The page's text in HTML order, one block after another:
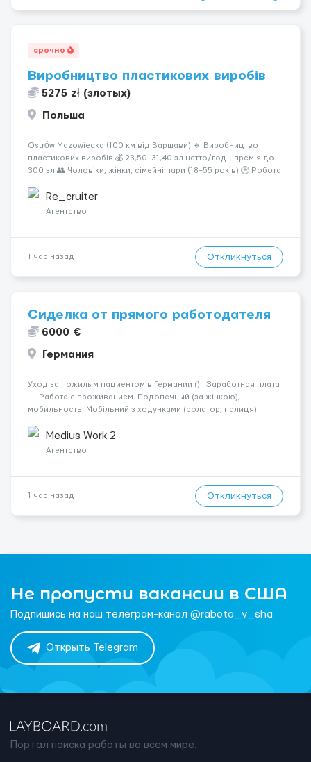
срочно
Виробництво пластикових виробів
5275 zł (злотых)
Польша
Ostrów Mazowiecka (100 км від Варшави) 🔹 Виробництво
пластикових виробів 💰 23,50–31,40 зл нетто/год + премія до
300 зл 👥 Чоловіки, жінки, сімейні пари (18–55 років) 🕒 Робота
житло — 400 зл. 📦 Обов...
Re_cruiter
Агентство
1 час назад Откликнуться
Сиделка от прямого работодателя
6000 €
Германия
Уход за пожилым пациентом в Германии () Заработная плата
— . Работа с проживанием. Подопечный (за жінкою),
мобильность: Мобільний з ходунками (ролатор, палиця).
Ночью: Спить не прокидаючись. Требования: По...
Medius Work 2
Агентство
1 час назад Откликнуться
Не пропусти вакансии в США
Подпишись на наш телеграм-канал @rabota_v_sha
Открыть Telegram
Портал поиска работы во всем мире.